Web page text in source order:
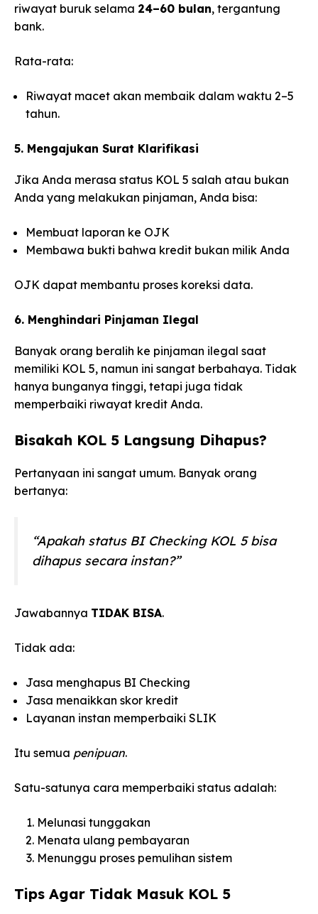
riwayat buruk selama 24–60 bulan, tergantung
bank.
Rata-rata:
Riwayat macet akan membaik dalam waktu 2–5
tahun.
5. Mengajukan Surat Klarifikasi
Jika Anda merasa status KOL 5 salah atau bukan
Anda yang melakukan pinjaman, Anda bisa:
Membuat laporan ke OJK
Membawa bukti bahwa kredit bukan milik Anda
OJK dapat membantu proses koreksi data.
6. Menghindari Pinjaman Ilegal
Banyak orang beralih ke pinjaman ilegal saat
memiliki KOL 5, namun ini sangat berbahaya. Tidak
hanya bunganya tinggi, tetapi juga tidak
memperbaiki riwayat kredit Anda.
Bisakah KOL 5 Langsung Dihapus?
Pertanyaan ini sangat umum. Banyak orang
bertanya:
“Apakah status BI Checking KOL 5 bisa
dihapus secara instan?”
Jawabannya TIDAK BISA.
Tidak ada:
Jasa menghapus BI Checking
Jasa menaikkan skor kredit
Layanan instan memperbaiki SLIK
Itu semua penipuan.
Satu-satunya cara memperbaiki status adalah:
Melunasi tunggakan
Menata ulang pembayaran
Menunggu proses pemulihan sistem
Tips Agar Tidak Masuk KOL 5